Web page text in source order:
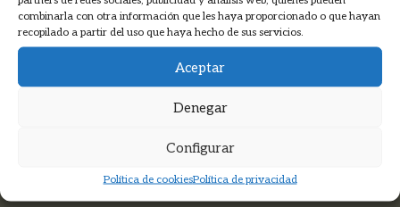
combinarla con otra información que les haya proporcionado o que hayan
recopilado a partir del uso que haya hecho de sus servicios.
Aceptar
Denegar
Configurar
Política de cookiesPolítica de privacidad
Suscríbete a nuestro boletín >
información de cursos y mucho más...